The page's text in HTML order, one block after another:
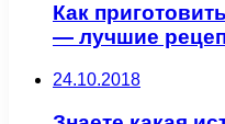
Как
— лучшие
24.10.2018